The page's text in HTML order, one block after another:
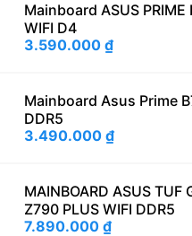
Mainboard ASUS
WIFI D4
3.590.000 ₫
Mainboard Asus Prime
DDR5
3.490.000 ₫
MAINBOARD ASUS TUF
Z790 PLUS WIFI DDR5
7.890.000 ₫